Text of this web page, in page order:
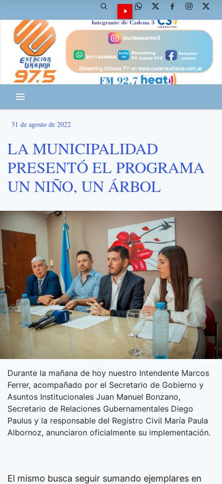
31 de agosto de 2022
LA MUNICIPALIDAD
PRESENTÓ EL PROGRAMA
UN NIÑO, UN ÁRBOL
Durante la mañana de hoy nuestro Intendente Marcos
Ferrer, acompañado por el Secretario de Gobierno y
Asuntos Institucionales Juan Manuel Bonzano,
Secretario de Relaciones Gubernamentales Diego
Paulus y la responsable del Registro Civil María Paula
Albornoz, anunciaron oficialmente su implementación.
El mismo busca seguir sumando ejemplares en